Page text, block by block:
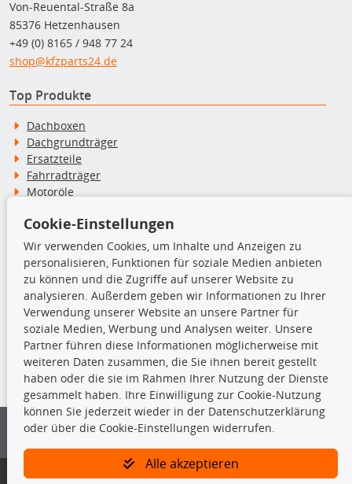
Von-Reuental-Straße 8a
85376 Hetzenhausen
+49 (0) 8165 / 948 77 24
shop@kfzparts24.de
Top Produkte
Dachboxen
Dachgrundträger
Ersatzteile
Fahrradträger
Motoröle
Schneeketten
TecDoc Inside
Die hier angezeigten Daten insbesondere die gesamte Datenbank dürfen
nicht kopiert werden.
Es ist zu unterlassen, die Daten oder die gesamte Datenbank ohne
vorherige Zustimmung von TecDoc zu vervielfältigen, zu verbreiten
und/oder diese Handlungen durch Dritte ausführen zu lassen. Ein
Bitte prüfen Sie, ob das über unseren Onlineshop identifizierte Ersatzteil
Cookie-Einstellungen
Wir verwenden Cookies, um Inhalte und Anzeigen zu
personalisieren, Funktionen für soziale Medien anbieten
zu können und die Zugriffe auf unserer Website zu
analysieren. Außerdem geben wir Informationen zu Ihrer
Verwendung unserer Website an unsere Partner für
soziale Medien, Werbung und Analysen weiter. Unsere
Partner führen diese Informationen möglicherweise mit
weiteren Daten zusammen, die Sie ihnen bereit gestellt
haben oder die sie im Rahmen Ihrer Nutzung der Dienste
gesammelt haben. Ihre Einwilligung zur Cookie-Nutzung
können Sie jederzeit wieder in der Datenschutzerklärung
oder über die Cookie-Einstellungen widerrufen.
Alle akzeptieren